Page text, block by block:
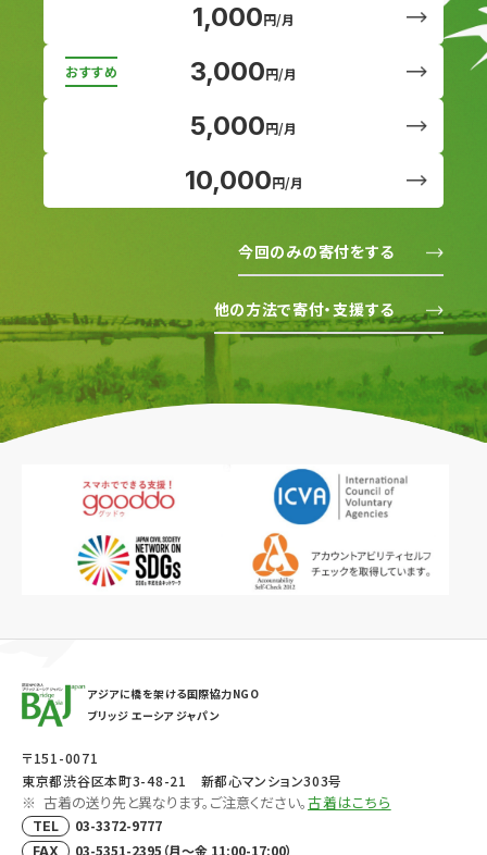
1,000円/月
3,000円/月
5,000円/月
10,000円/月
今回のみの寄付をする
他の方法で寄付・支援する
アジアに橋を架ける国際協力NGO
ブリッジ エーシア ジャパン
〒151-0071
東京都渋谷区本町3-48-21 新都心マンション303号
古着の送り先と異なります。ご注意ください。古着はこちら
TEL 03-3372-9777
FAX 03-5351-2395（月～金 11:00-17:00）